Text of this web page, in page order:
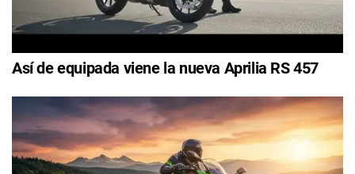
Así de equipada viene la nueva Aprilia RS 457